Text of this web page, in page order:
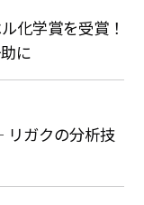
化学賞を受賞！
に
リガクの分析技